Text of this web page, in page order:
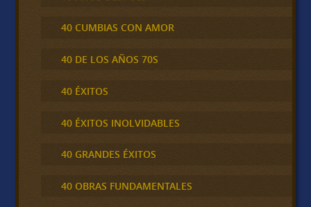
40 CUMBIAS CON AMOR
40 DE LOS AÑOS 70S
40 ÉXITOS
40 ÉXITOS INOLVIDABLES
40 GRANDES ÉXITOS
40 OBRAS FUNDAMENTALES